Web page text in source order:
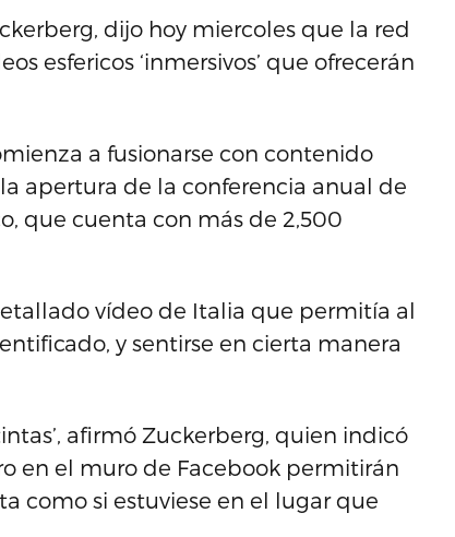
dijo hoy miercoles que la red
esfericos ‘inmersivos’ que ofrecerán
a fusionarse con contenido
apertura de la conferencia anual de
que cuenta con más de 2,500
vídeo de Italia que permitía al
y sentirse en cierta manera
afirmó Zuckerberg, quien indicó
en el muro de Facebook permitirán
como si estuviese en el lugar que